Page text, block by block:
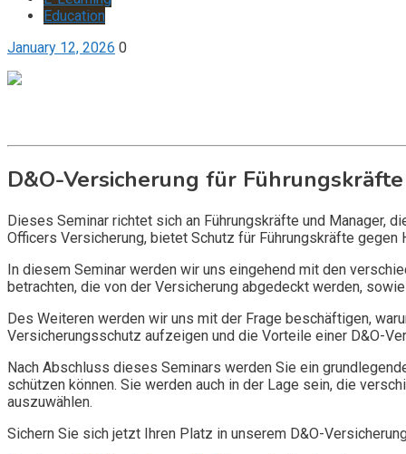
Education
January 12, 2026 0
D&O-Versicherung für
Dieses Seminar richtet sich an Führungskräfte und Manager,
Officers Versicherung, bietet Schutz für Führungskräfte
In diesem Seminar werden wir uns eingehend mit den
betrachten, die von der Versicherung abgedeckt werden,
Des Weiteren werden wir uns mit der Frage beschäftigen,
Versicherungsschutz aufzeigen und die Vorteile einer D&O-
Nach Abschluss dieses Seminars werden Sie ein
schützen können. Sie werden auch in der Lage sein, die
auszuwählen.
Sichern Sie sich jetzt Ihren Platz in unserem D&O-